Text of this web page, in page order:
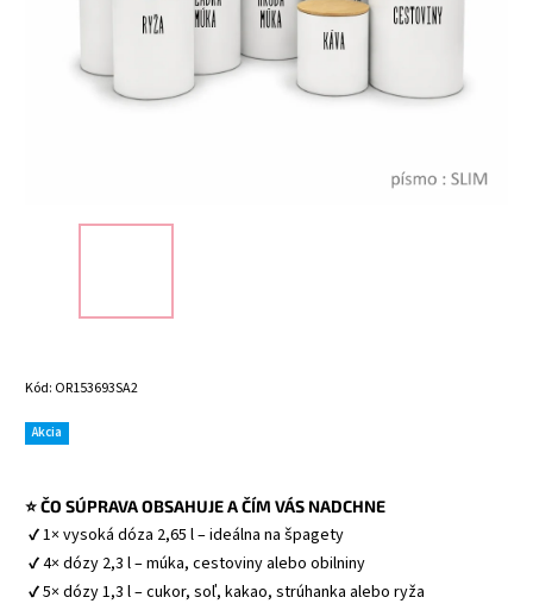
Kód: OR153693SA2
⭐ ČO SÚPRAVA OBSAHUJE A ČÍM VÁS NADCHNE
✔ 1× vysoká dóza 2,65 l – ideálna na špagety
✔ 4× dózy 2,3 l – múka, cestoviny alebo obilniny
✔ 5× dózy 1,3 l – cukor, soľ, kakao, strúhanka alebo ryža
Akcia